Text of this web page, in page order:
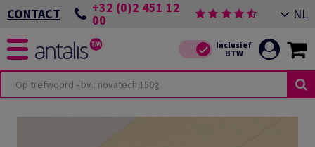
CONTACT +32 (0)2 451 12
00 NL